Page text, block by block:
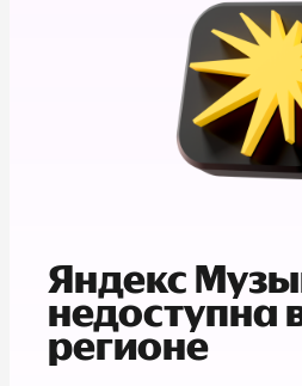
Яндекс
недоступна
регионе